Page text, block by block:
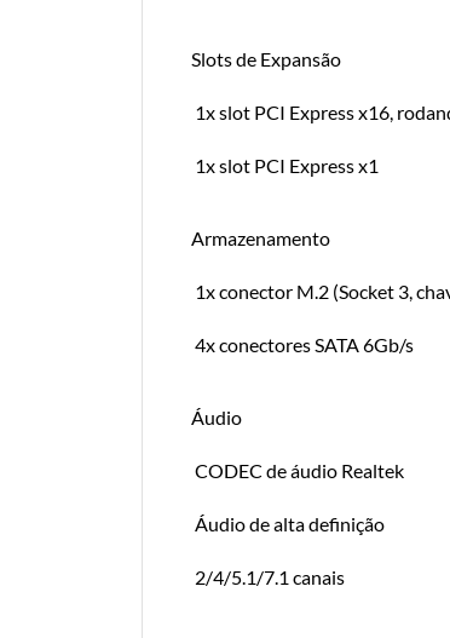
Slots de Expansão
1x slot PCI Express x16,
1x slot PCI Express x1
Armazenamento
1x conector M.2 (Socket 3,
4x conectores SATA 6Gb/s
Áudio
CODEC de áudio Realtek
Áudio de alta definição
2/4/5.1/7.1 canais